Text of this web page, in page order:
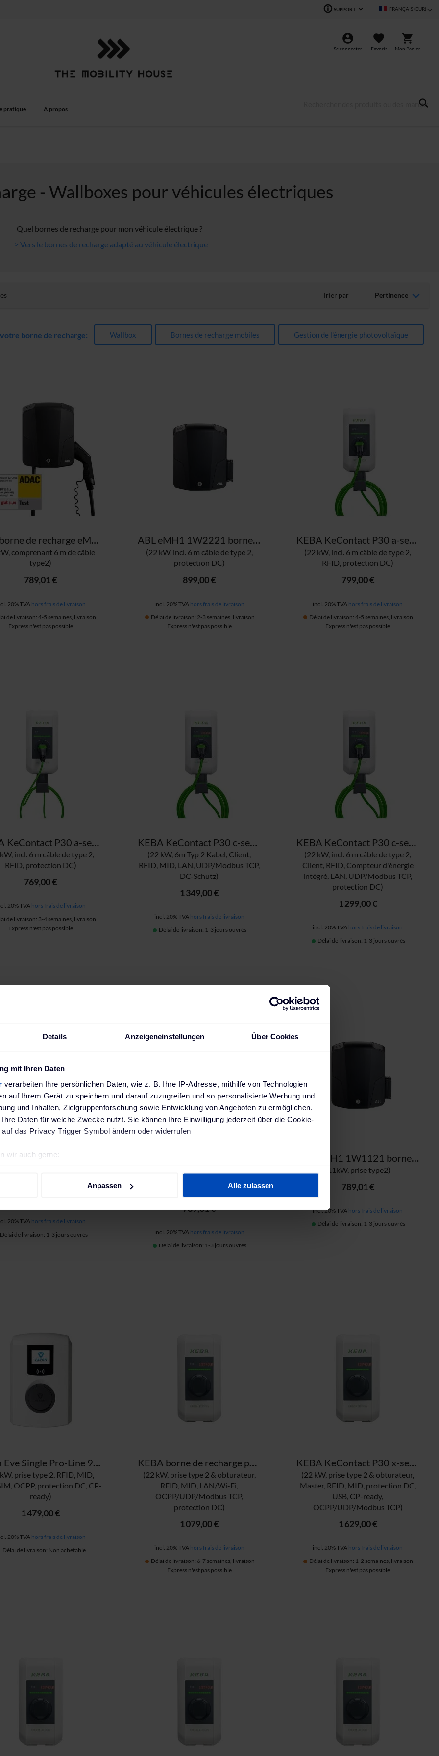
Details Anzeigeneinstellungen Über Cookies
mit Ihren Daten
verarbeiten Ihre persönlichen Daten, wie z. B. Ihre IP-Adresse, mithilfe von Technologien
auf Ihrem Gerät zu speichern und darauf zuzugreifen und so personalisierte Werbung und
und Inhalten, Zielgruppenforschung sowie Entwicklung von Angeboten zu ermöglichen.
Daten für welche Zwecke nutzt. Sie können Ihre Einwilligung jederzeit über die Cookie-
das Privacy Trigger Symbol ändern oder widerrufen
wir auch gerne:
und Anzeigen zu personalisieren, Funktionen für soziale Medien anbieten zu können
zu analysieren. Außerdem geben wir Informationen zu Ihrer Verwendung unserer
Anpassen Alle zulassen
Langue FRANÇAIS (EUR)
SUPPORT
Se connecter Favoris Mon Panier
pratique A propos
- Wallboxes pour véhicules électriques
Quel bornes de recharge pour mon véhicule électrique ?
> Vers le bornes de recharge adapté au véhicule électrique
Trier par
votre borne de recharge: Wallbox Bornes de recharge mobiles Gestion de l'énergie photovoltaïque
ABL borne de recharge eMH1 1W110
comprenant 6 m de câble
type2)
789,01 €
20% TVA hors frais de livraison
de livraison: 4-5 semaines, livraison
Express n'est pas possible
ABL eMH1 1W2221 borne de recharge
(22 kW, incl. 6 m câble de type 2,
protection DC)
899,00 €
incl. 20% TVA hors frais de livraison
Délai de livraison: 2-3 semaines, livraison
Express n'est pas possible
KEBA KeContact P30 a-series GREEN EDITION 122.120 borne de recharge
(22 kW, incl. 6 m câble de type 2,
RFID, protection DC)
799,00 €
incl. 20% TVA hors frais de livraison
Délai de livraison: 4-5 semaines, livraison
Express n'est pas possible
KEBA KeContact P30 a-series GREEN EDITION 123.559 borne de recharge
incl. 6 m câble de type 2,
RFID, protection DC)
769,00 €
20% TVA hors frais de livraison
de livraison: 3-4 semaines, livraison
Express n'est pas possible
KEBA KeContact P30 c-series GREEN EDITION 122.113 borne de recharge
(22 kW, 6m Typ 2 Kabel, Client,
RFID, MID, LAN, UDP/Modbus TCP,
DC-Schutz)
1 349,00 €
incl. 20% TVA hors frais de livraison
Délai de livraison: 1-3 jours ouvrés
KEBA KeContact P30 c-series GREEN EDITION 122.112 borne de recharge
(22 kW, incl. 6 m câble de type 2,
Client, RFID, Compteur d'énergie
intégré, LAN, UDP/Modbus TCP,
protection DC)
1 299,00 €
incl. 20% TVA hors frais de livraison
Délai de livraison: 1-3 jours ouvrés
20% TVA hors frais de livraison
Délai de livraison: 1-3 jours ouvrés
789,01 €
incl. 20% TVA hors frais de livraison
Délai de livraison: 1-3 jours ouvrés
ABL eMH1 1W1121 borne de recharge
(11kW, prise type2)
789,01 €
incl. 20% TVA hors frais de livraison
Délai de livraison: 1-3 jours ouvrés
Alfen Eve Single Pro-Line 904460023-0807 borne de recharge
prise type 2, RFID, MID,
OCPP, protection DC, CP-
ready)
1 479,00 €
20% TVA hors frais de livraison
Délai de livraison: Non achetable
KEBA borne de recharge pour véhicule de fonction 126.663
(22 kW, prise type 2 & obturateur,
RFID, MID, LAN/Wi-Fi,
OCPP/UDP/Modbus TCP,
protection DC)
1 079,00 €
incl. 20% TVA hors frais de livraison
Délai de livraison: 6-7 semaines, livraison
Express n'est pas possible
KEBA KeContact P30 x-series GREEN EDITION 125.057 borne de recharge
(22 kW, prise type 2 & obturateur,
Master, RFID, MID, protection DC,
USB, CP-ready,
OCPP/UDP/Modbus TCP)
1 629,00 €
incl. 20% TVA hors frais de livraison
Délai de livraison: 1-2 semaines, livraison
Express n'est pas possible